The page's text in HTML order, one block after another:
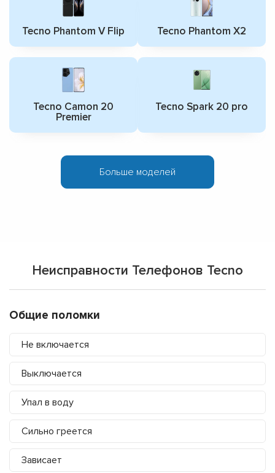
Tecno Phantom V Flip Tecno Phantom X2
Tecno Camon 20
Premier
Tecno Spark 20 pro
Больше моделей
Неисправности Телефонов Tecno
Общие поломки
Не включается
Выключается
Упал в воду
Сильно греется
Зависает